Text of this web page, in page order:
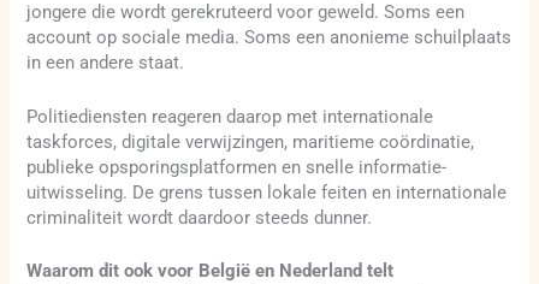
jongere die wordt gerekruteerd voor geweld. Soms een
account op sociale media. Soms een anonieme schuilplaats
in een andere staat.
Politiediensten reageren daarop met internationale
taskforces, digitale verwijzingen, maritieme coördinatie,
publieke opsporingsplatformen en snelle informatie-
uitwisseling. De grens tussen lokale feiten en internationale
criminaliteit wordt daardoor steeds dunner.
Waarom dit ook voor België en Nederland telt